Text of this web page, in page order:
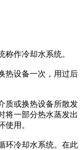
称作冷却水系统。
热设备一次，用过后
质或换热设备所散发
将一部分热水蒸发出
使用。
环冷却水系统。在此